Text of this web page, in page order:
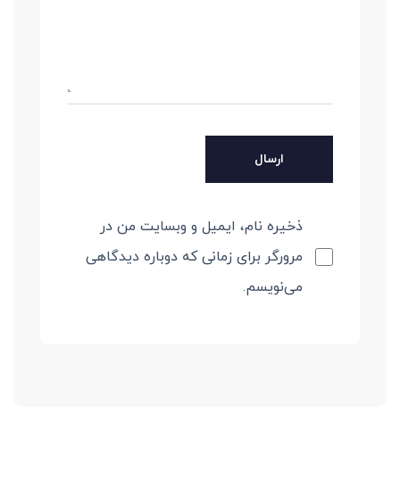
ذخیره نام، ایمیل و وبسایت من در
مرورگر برای زمانی که دوباره دیدگاهی
می‌نویسم.